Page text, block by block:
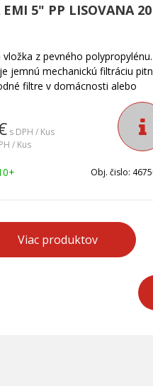
EMI 5" PP LISOVANA 20
z pevného polypropylénu.
jemnú mechanickú filtráciu
filtre v domácnosti alebo
ideálna na odfiltrovanie zákalu,
a ostatných sedimentov z vody.
vody: 20 mikrónov.
s DPH / Kus
/ Kus
Obj. čislo:
Viac produktov